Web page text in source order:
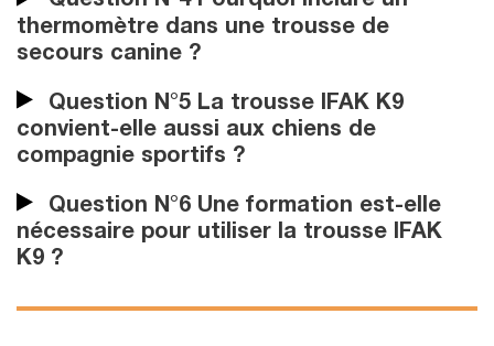
thermomètre dans une trousse de
secours canine ?
Question N°5 La trousse IFAK K9
convient-elle aussi aux chiens de
compagnie sportifs ?
Question N°6 Une formation est-elle
nécessaire pour utiliser la trousse IFAK
K9 ?